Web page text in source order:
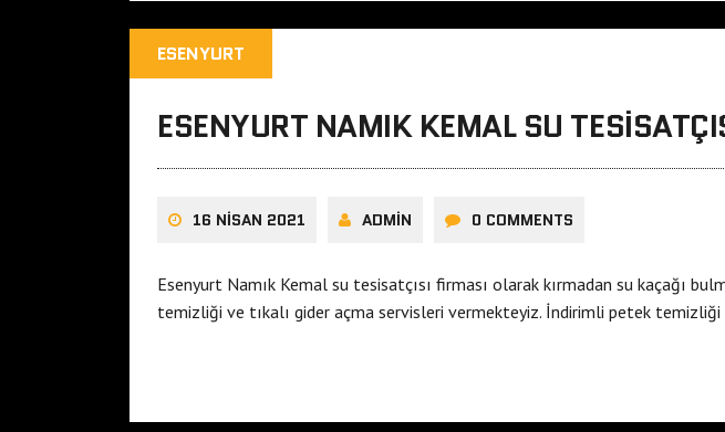
ESENYURT
ESENYURT NAMIK KEMAL SU
16 NISAN 2021 ADMIN 0 COMMENTS
Esenyurt Namık Kemal su tesisatçısı firması olarak kırmadan su kaçağı
temizliği ve tıkalı gider açma servisleri vermekteyiz. İndirimli petek